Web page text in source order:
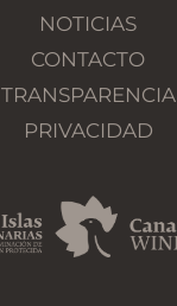
NOTICIAS
CONTACTO
TRANSPARENCIA
PRIVACIDAD